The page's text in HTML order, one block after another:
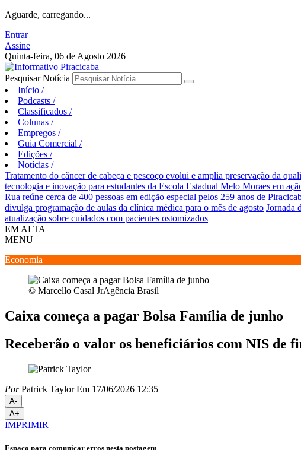
Aguarde, carregando...
Entrar
Assine
Quinta-feira, 06 de Agosto 2026
Pesquisar Notícia
Início /
Podcasts /
Classificados /
Colunas /
Empregos /
Guia Comercial /
Edições /
Notícias /
Tratamento do câncer de cabeça e pescoço evolui e amplia preservação da
tecnologia e inovação para estudantes da Escola Estadual Melo Moraes em
Rua reúne cerca de 400 pessoas em edição especial pelos 259 anos de
divulga programação de aulas da clínica médica para o mês de agosto Jornada
atualização sobre cuidados com pacientes ostomizados
EM ALTA
MENU
Economia
© Marcello Casal JrAgência Brasil
Caixa começa a pagar Bolsa Família de junho
Receberão o valor os beneficiários com NIS de
PorPatrick Taylor Em 17/06/2026 12:35
A-
A+
IMPRIMIR
Espaço para comunicar erros nesta postagem